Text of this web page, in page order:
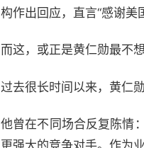
构作出回应，直言“感谢美
而这，或正是黄仁勋最不
过去很长时间以来，黄仁
他曾在不同场合反复陈情